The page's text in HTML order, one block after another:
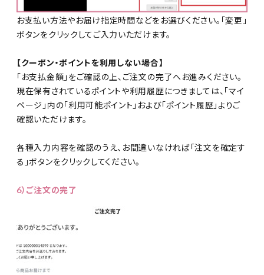
お支払い方法やお届け指定時間などをお選びください。「変更」
ボタンをクリックしてご入力いただけます。
【クーポン・ポイントを利用しない場合】
「お支払金額」をご確認の上、ご注文の完了へお進みください。
現在保有されているポイントや利用履歴につきましては、「マイ
ページ」内の「利用可能ポイント」および「ポイント履歴」よりご
確認いただけます。
各種入力内容を確認のうえ、お間違いなければ「注文を確定す
る」ボタンをクリックしてください。
6）ご注文の完了